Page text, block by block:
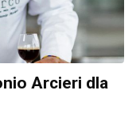
Arcieri dla